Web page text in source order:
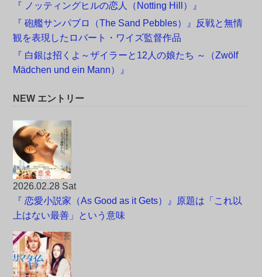
『 ノッティングヒルの恋人（Notting Hill）』
『 砲艦サンパブロ（The Sand Pebbles）』反戦と無情
観を表現したロバート・ワイズ監督作品
『 白銀は招くよ～ザイラーと12人の娘たち ～（Zwölf
Mädchen und ein Mann）』
NEW エントリー
2026.02.28 Sat
『 恋愛小説家（As Good as it Gets）』原題は「これ以
上はない最善」という意味